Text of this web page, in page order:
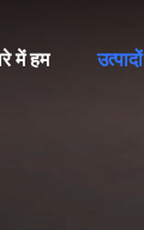
में हम उत्पादों